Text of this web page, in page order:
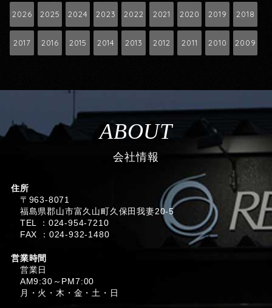
2026 2025 2024 2023 2022 2021 2020 2019 2018
2017 2016 2015 2014 2013 2012 2011 2010 2009
ABOUT
会社情報
住所
〒963-8071
福島県郡山市富久山町久保田我妻20-5
TEL ：024-954-7210
FAX ：024-932-1480
営業時間
営業日
AM9:30～PM7:00
月・火・木・金・土・日